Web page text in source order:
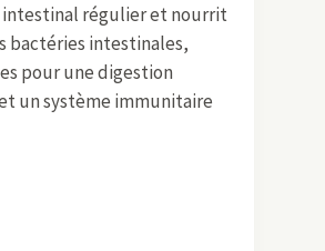
régulier et nourrit
bactéries intestinales,
pour une digestion
un système immunitaire